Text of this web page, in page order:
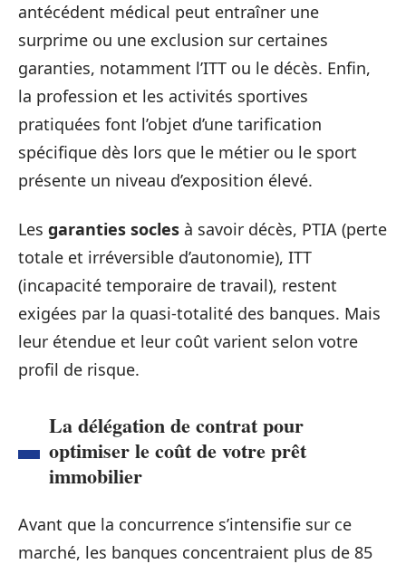
antécédent médical peut entraîner une
surprime ou une exclusion sur certaines
garanties, notamment l’ITT ou le décès. Enfin,
la profession et les activités sportives
pratiquées font l’objet d’une tarification
spécifique dès lors que le métier ou le sport
présente un niveau d’exposition élevé.
Les garanties socles à savoir décès, PTIA (perte
totale et irréversible d’autonomie), ITT
(incapacité temporaire de travail), restent
exigées par la quasi-totalité des banques. Mais
leur étendue et leur coût varient selon votre
profil de risque.
La délégation de contrat pour
optimiser le coût de votre prêt
immobilier
Avant que la concurrence s’intensifie sur ce
marché, les banques concentraient plus de 85